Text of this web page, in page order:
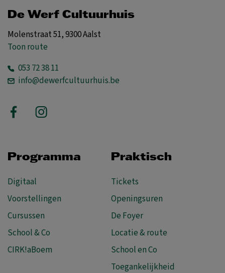
De Werf Cultuurhuis
Molenstraat 51, 9300 Aalst
Toon route
053 72 38 11
info@dewerfcultuurhuis.be
Programma
Digitaal
Voorstellingen
Cursussen
School & Co
CIRK!aBoem
Praktisch
Tickets
Openingsuren
De Foyer
Locatie & route
School en Co
Toegankelijkheid